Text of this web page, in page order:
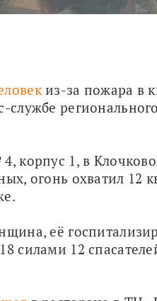
из-за пожара в
службе
корпус 1, в
огонь охватил 12
её
силами 12